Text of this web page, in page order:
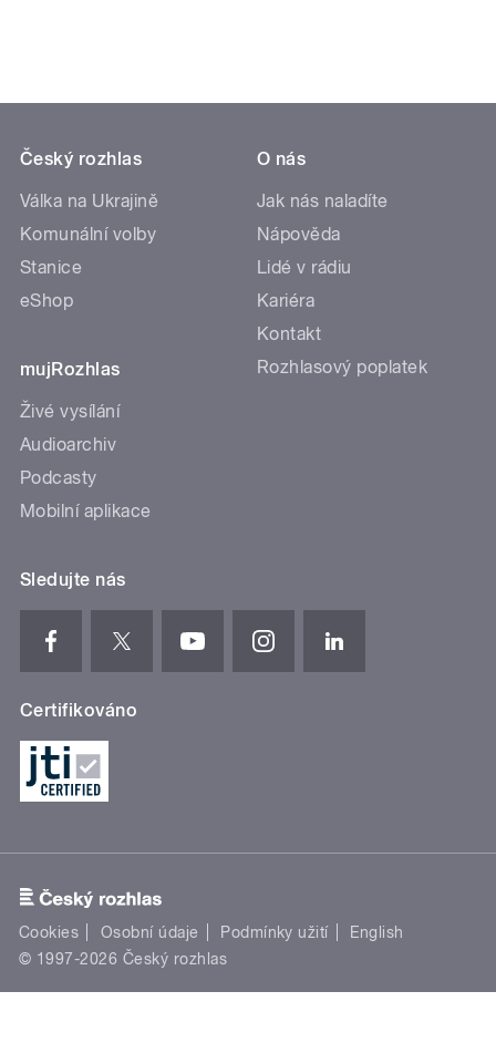
Český rozhlas
Válka na Ukrajině
Komunální volby
Stanice
eShop
mujRozhlas
Živé vysílání
Audioarchiv
Podcasty
Mobilní aplikace
O nás
Jak nás naladíte
Nápověda
Lidé v rádiu
Kariéra
Kontakt
Rozhlasový poplatek
Sledujte nás
Certifikováno
Cookies Osobní údaje Podmínky užití
English
© 1997-2026 Český rozhlas